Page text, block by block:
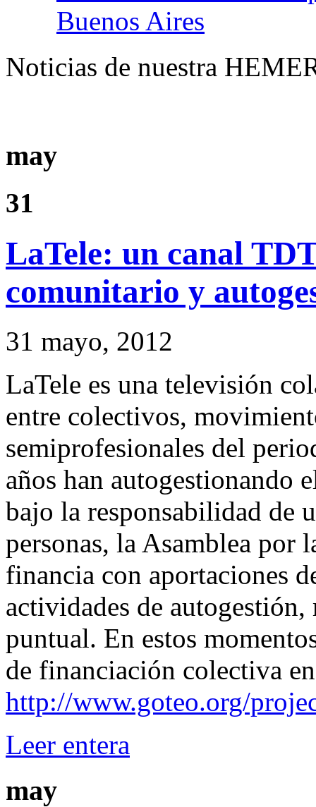
Buenos Aires
Noticias de nuestra
may
31
LaTele: un canal
comunitario y
31 mayo, 2012
LaTele es una televisión
entre colectivos,
semiprofesionales del
años han autogestionando
bajo la responsabilidad de
personas, la Asamblea por
financia con aportaciones
actividades de
puntual. En estos
de financiación colectiva
http://www.goteo.org/
Leer entera
may